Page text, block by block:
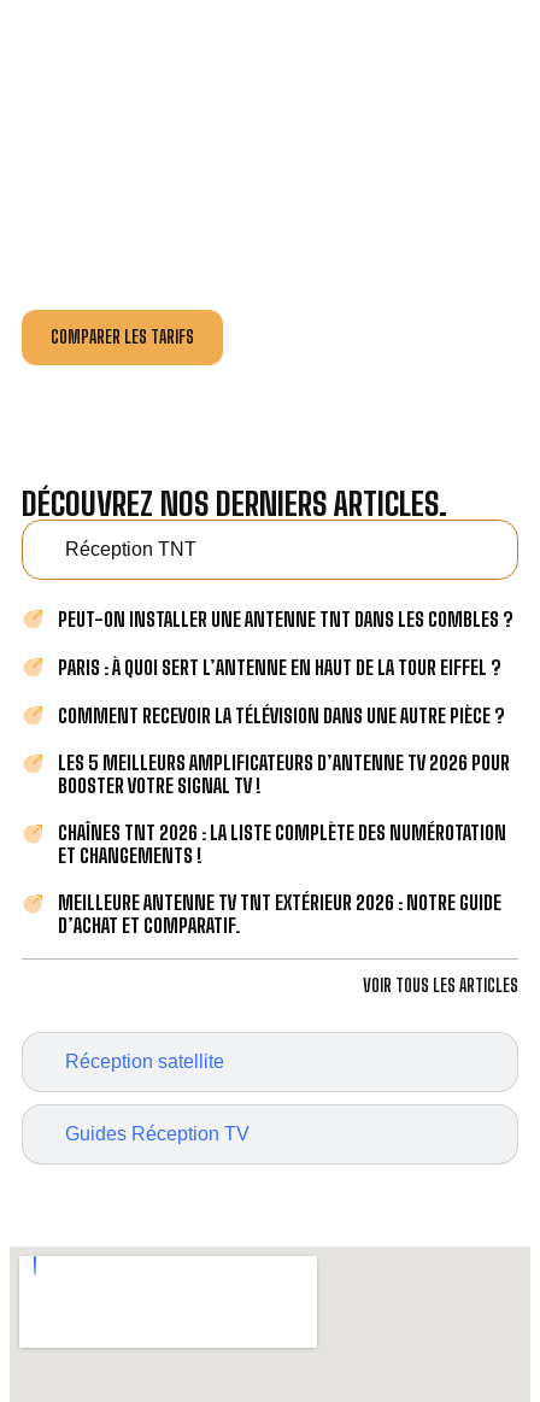
COMPARER LES TARIFS
DÉCOUVREZ NOS DERNIERS ARTICLES.
Réception TNT
Réception satellite
Guides Réception TV
PEUT-ON INSTALLER UNE ANTENNE TNT DANS LES COMBLES ?
PARIS : À QUOI SERT L’ANTENNE EN HAUT DE LA TOUR EIFFEL ?
COMMENT RECEVOIR LA TÉLÉVISION DANS UNE AUTRE PIÈCE ?
LES 5 MEILLEURS AMPLIFICATEURS D’ANTENNE TV 2026 POUR
BOOSTER VOTRE SIGNAL TV !
CHAÎNES TNT 2026 : LA LISTE COMPLÈTE DES NUMÉROTATION
ET CHANGEMENTS !
MEILLEURE ANTENNE TV TNT EXTÉRIEUR 2026 : NOTRE GUIDE
D’ACHAT ET COMPARATIF.
VOIR TOUS LES ARTICLES